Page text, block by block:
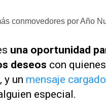
conmovedores por Año
una oportunidad
deseos con
y un mensaje
especial.